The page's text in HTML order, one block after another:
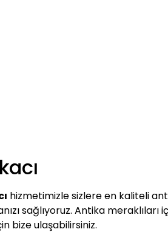
hizmetimizle sizlere en kaliteli
sağlıyoruz. Antika meraklıları
bize ulaşabilirsiniz.